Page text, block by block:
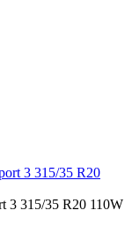
3 315/35 R20 110W